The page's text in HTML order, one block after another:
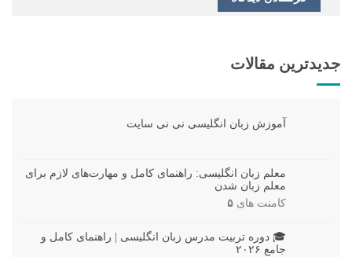
جدیدترین مقالات
آموزش زبان انگلیسی نی نی سایت
معلم زبان انگلیسی: راهنمای کامل و مهارت‌های لازم برای
معلم زبان شدن
کامنت های ۵
🎓 دوره تربیت مدرس زبان انگلیسی | راهنمای کامل و
جامع ۲۰۲۶